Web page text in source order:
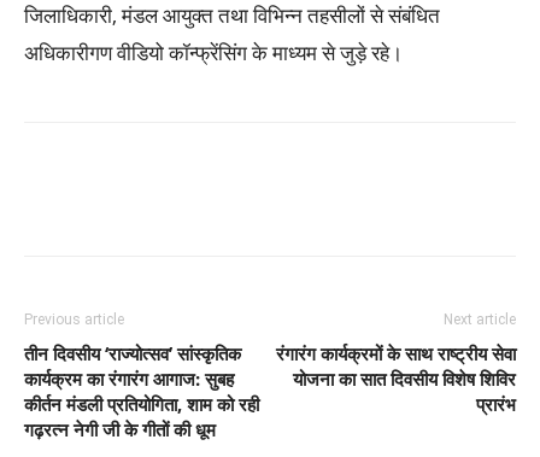
जिलाधिकारी, मंडल आयुक्त तथा विभिन्न तहसीलों से संबंधित
अधिकारीगण वीडियो कॉन्फ्रेंसिंग के माध्यम से जुड़े रहे।
Previous article
तीन दिवसीय ‘राज्योत्सव’ सांस्कृतिक
कार्यक्रम का रंगारंग आगाज: सुबह
कीर्तन मंडली प्रतियोगिता, शाम को रही
गढ़रत्न नेगी जी के गीतों की धूम
Next article
रंगारंग कार्यक्रमों के साथ राष्ट्रीय सेवा
योजना का सात दिवसीय विशेष शिविर
प्रारंभ